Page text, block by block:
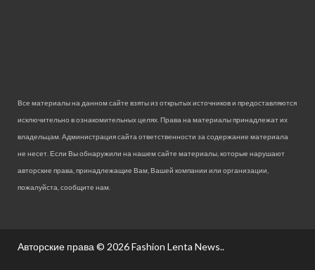
Все материалы на данном сайте взяты из открытых источников и предоставляются
исключительно в ознакомительных целях. Права на материалы принадлежат их
владельцам. Администрация сайта ответственности за содержание материала
не несет. Если Вы обнаружили на нашем сайте материалы, которые нарушают
авторские права, принадлежащие Вам, Вашей компании или организации,
пожалуйста, сообщите нам.
Авторские права © 2026Fashion Lenta News..